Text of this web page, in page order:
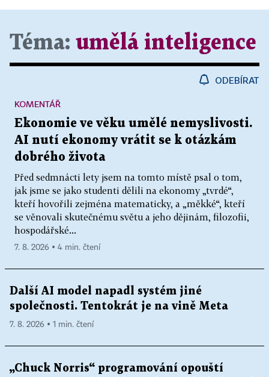
Téma: umělá inteligence
ODEBÍRAT
Ekonomie ve věku umělé nemyslivosti.
AI nutí ekonomy vrátit se k otázkám
dobrého života
Před sedmnácti lety jsem na tomto místě psal o tom,
jak jsme se jako studenti dělili na ekonomy „tvrdé“,
kteří hovořili zejména matematicky, a „měkké“, kteří
se věnovali skutečnému světu a jeho dějinám, filozofii,
hospodářské...
KOMENTÁŘ
7. 8. 2026 ▪ 4 min. čtení
Další AI model napadl systém jiné
společnosti. Tentokrát je na vině Meta
7. 8. 2026 ▪ 1 min. čtení
„Chuck Norris“ programování opouští